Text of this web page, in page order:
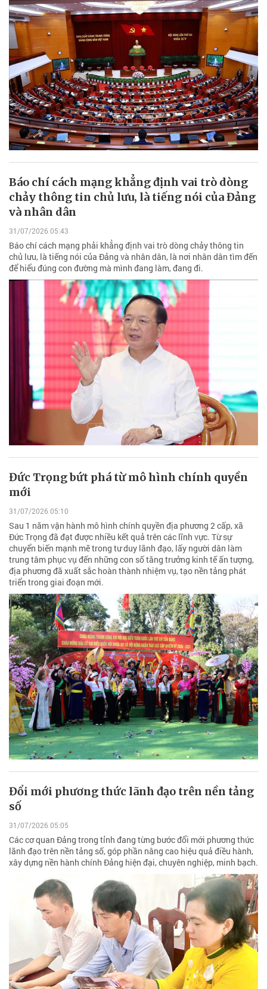
Báo chí cách mạng khẳng định vai trò dòng
chảy thông tin chủ lưu, là tiếng nói của Đảng
và nhân dân
31/07/2026 05:43
Báo chí cách mạng phải khẳng định vai trò dòng chảy thông tin
chủ lưu, là tiếng nói của Đảng và nhân dân, là nơi nhân dân tìm đến
để hiểu đúng con đường mà mình đang làm, đang đi.
Đức Trọng bứt phá từ mô hình chính quyền
mới
31/07/2026 05:10
Sau 1 năm vận hành mô hình chính quyền địa phương 2 cấp, xã
Đức Trọng đã đạt được nhiều kết quả trên các lĩnh vực. Từ sự
chuyển biến mạnh mẽ trong tư duy lãnh đạo, lấy người dân làm
trung tâm phục vụ đến những con số tăng trưởng kinh tế ấn tượng,
địa phương đã xuất sắc hoàn thành nhiệm vụ, tạo nền tảng phát
triển trong giai đoạn mới.
Đổi mới phương thức lãnh đạo trên nền tảng
số
31/07/2026 05:05
Các cơ quan Đảng trong tỉnh đang từng bước đổi mới phương thức
lãnh đạo trên nền tảng số, góp phần nâng cao hiệu quả điều hành,
xây dựng nền hành chính Đảng hiện đại, chuyên nghiệp, minh bạch.